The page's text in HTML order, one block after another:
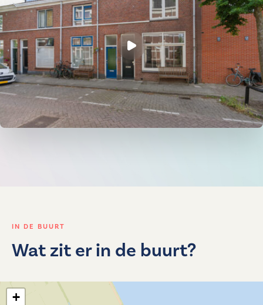
IN DE BUURT
Wat zit er in de buurt?
+